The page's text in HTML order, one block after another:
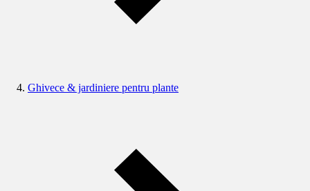
Ghivece & jardiniere pentru plante